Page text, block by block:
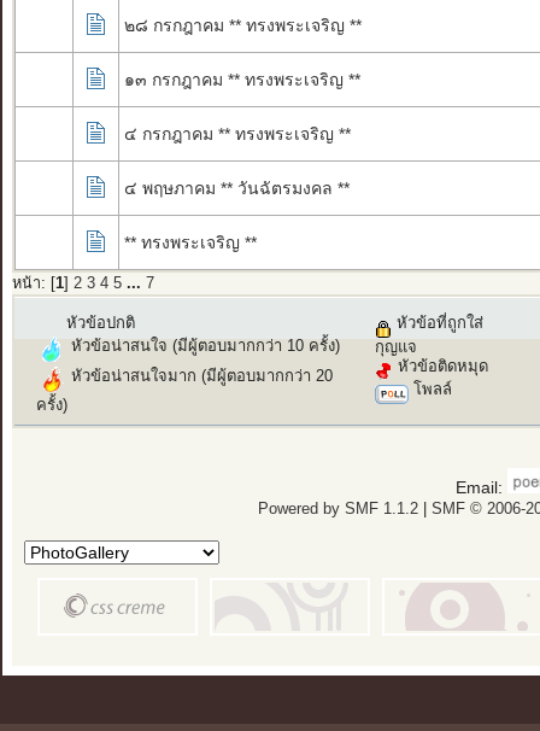
๒๘ กรกฎาคม ** ทรงพระเจริญ **
๑๓ กรกฎาคม ** ทรงพระเจริญ **
๔ กรกฎาคม ** ทรงพระเจริญ **
๔ พฤษภาคม ** วันฉัตรมงคล **
** ทรงพระเจริญ **
หน้า: [ 1] 2 3 4 5 ... 7
หัวข้อปกติ
หัวข้อน่าสนใจ (มีผู้ตอบมากกว่า 10 ครั้ง)
หัวข้อน่าสนใจมาก (มีผู้ตอบมากกว่า 20
ครั้ง)
หัวข้อที่ถูกใส่
กุญแจ
หัวข้อติดหมุด
โพลล์
Email:
Powered by SMF 1.1.2| SMF © 2006-